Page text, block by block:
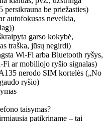
persikrauna be priežasties)
autofokusas neveikia,
garso kokybė,
traška, jūsų negirdi)
Wi-Fi arba Bluetooth ryšys,
Fi ar mobiliojo ryšio signalas)
nerodo SIM kortelės („No
ryšio)
taisymas?
patikriname – tai